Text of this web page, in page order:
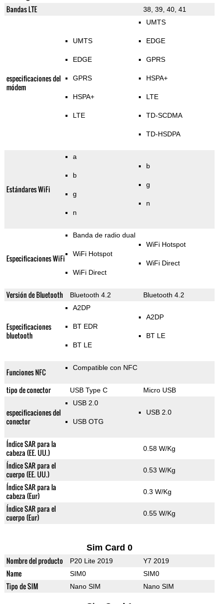
Bandas LTE
38, 39, 40, 41
especificaciones del
módem
UMTS
EDGE
GPRS
HSPA+
LTE
UMTS
EDGE
GPRS
HSPA+
LTE
TD-SCDMA
TD-HSDPA
Estándares WiFi
a
b
g
n
b
g
n
Especificaciones WiFi
Banda de radio dual
WiFi Hotspot
WiFi Direct
WiFi Hotspot
WiFi Direct
Versión de Bluetooth Bluetooth 4.2 Bluetooth 4.2
Especificaciones
bluetooth
A2DP
BT EDR
BT LE
A2DP
BT LE
Funciones NFC Compatible con NFC
tipo de conector USB Type C Micro USB
especificaciones del
conector
USB 2.0
USB OTG
USB 2.0
Índice SAR para la
cabeza (EE. UU.)
0.58 W/Kg
Índice SAR para el
cuerpo (EE. UU.)
0.53 W/Kg
Índice SAR para la
cabeza (Eur)
0.3 W/Kg
Índice SAR para el
cuerpo (Eur)
0.55 W/Kg
Sim Card 0
Nombre del producto P20 Lite 2019 Y7 2019
Name SIM0 SIM0
Tipo de SIM Nano SIM Nano SIM